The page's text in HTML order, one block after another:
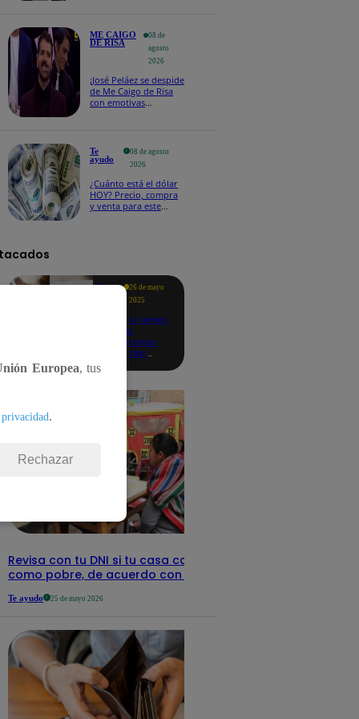
ME CAIGO
DE RISA
08 de
agosto
2026
¡José Peláez se despide
de Me Caigo de Risa
con emotivas
Te
ayudo
08 de agosto
2026
¿Cuánto está el dólar
HOY? Precio, compra
y venta para este
Te
26 de mayo
2025
Revisa si tienes
deudas
consultando
con tu DNI:
aquí los
detalles
Revisa con tu DNI si tu casa califica
como pobre, de acuerdo con el Sisfoh
Te ayudo 25 de mayo 2026
Europea, tus
.
Rechazar